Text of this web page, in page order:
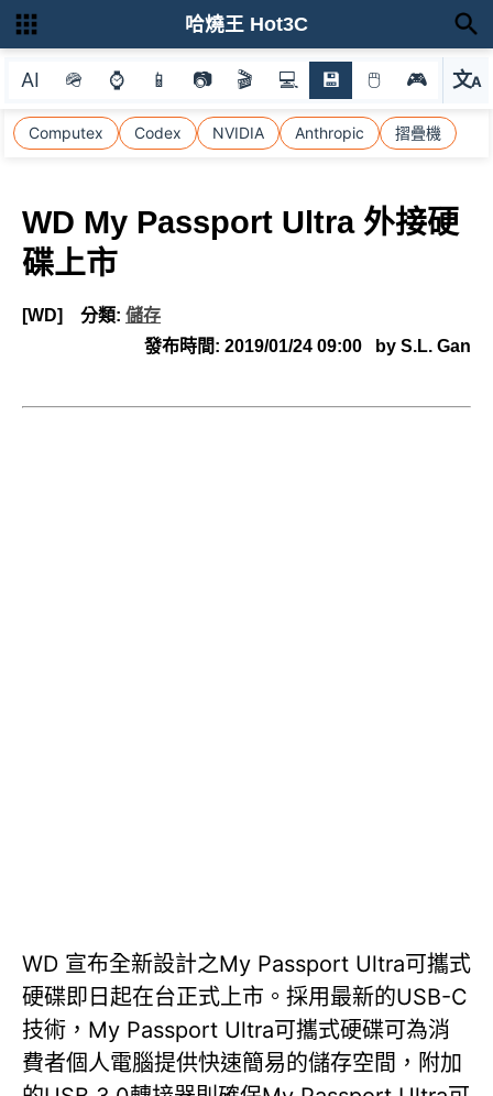
AI 🪖 ⌚ 📱 📷 🎬 💻 💾 🖱 🎮 文A
選
Computex Codex NVIDIA Anthropic 摺疊機
哈燒王 Hot3C
WD My Passport Ultra 外接硬
碟上市
[WD] 分類: 儲存
發布時間: 2019/01/24 09:00 by S.L. Gan
WD 宣布全新設計之My Passport Ultra可攜式
硬碟即日起在台正式上市。採用最新的USB-C
技術，My Passport Ultra可攜式硬碟可為消
費者個人電腦提供快速簡易的儲存空間，附加